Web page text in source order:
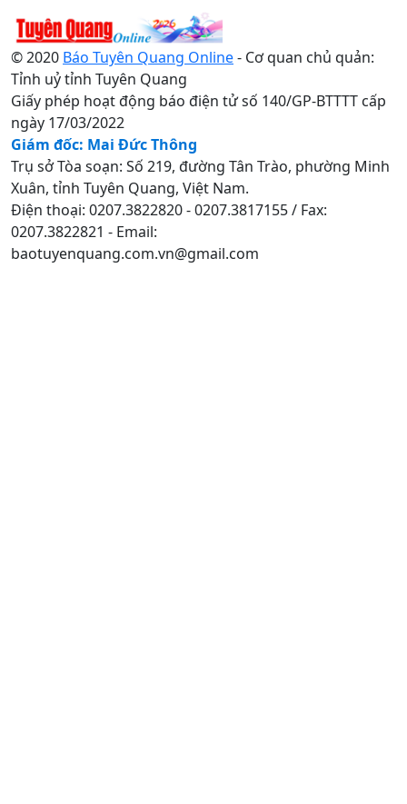
© 2020 Báo Tuyên Quang Online- Cơ quan chủ quản:
Tỉnh uỷ tỉnh Tuyên Quang
Giấy phép hoạt động báo điện tử số 140/GP-BTTTT cấp
ngày 17/03/2022
Giám đốc: Mai Đức Thông
Trụ sở Tòa soạn: Số 219, đường Tân Trào, phường Minh
Xuân, tỉnh Tuyên Quang, Việt Nam.
Điện thoại: 0207.3822820 - 0207.3817155 / Fax:
0207.3822821 - Email:
baotuyenquang.com.vn@gmail.com